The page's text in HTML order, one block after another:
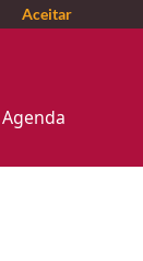
Agenda
Aceitar